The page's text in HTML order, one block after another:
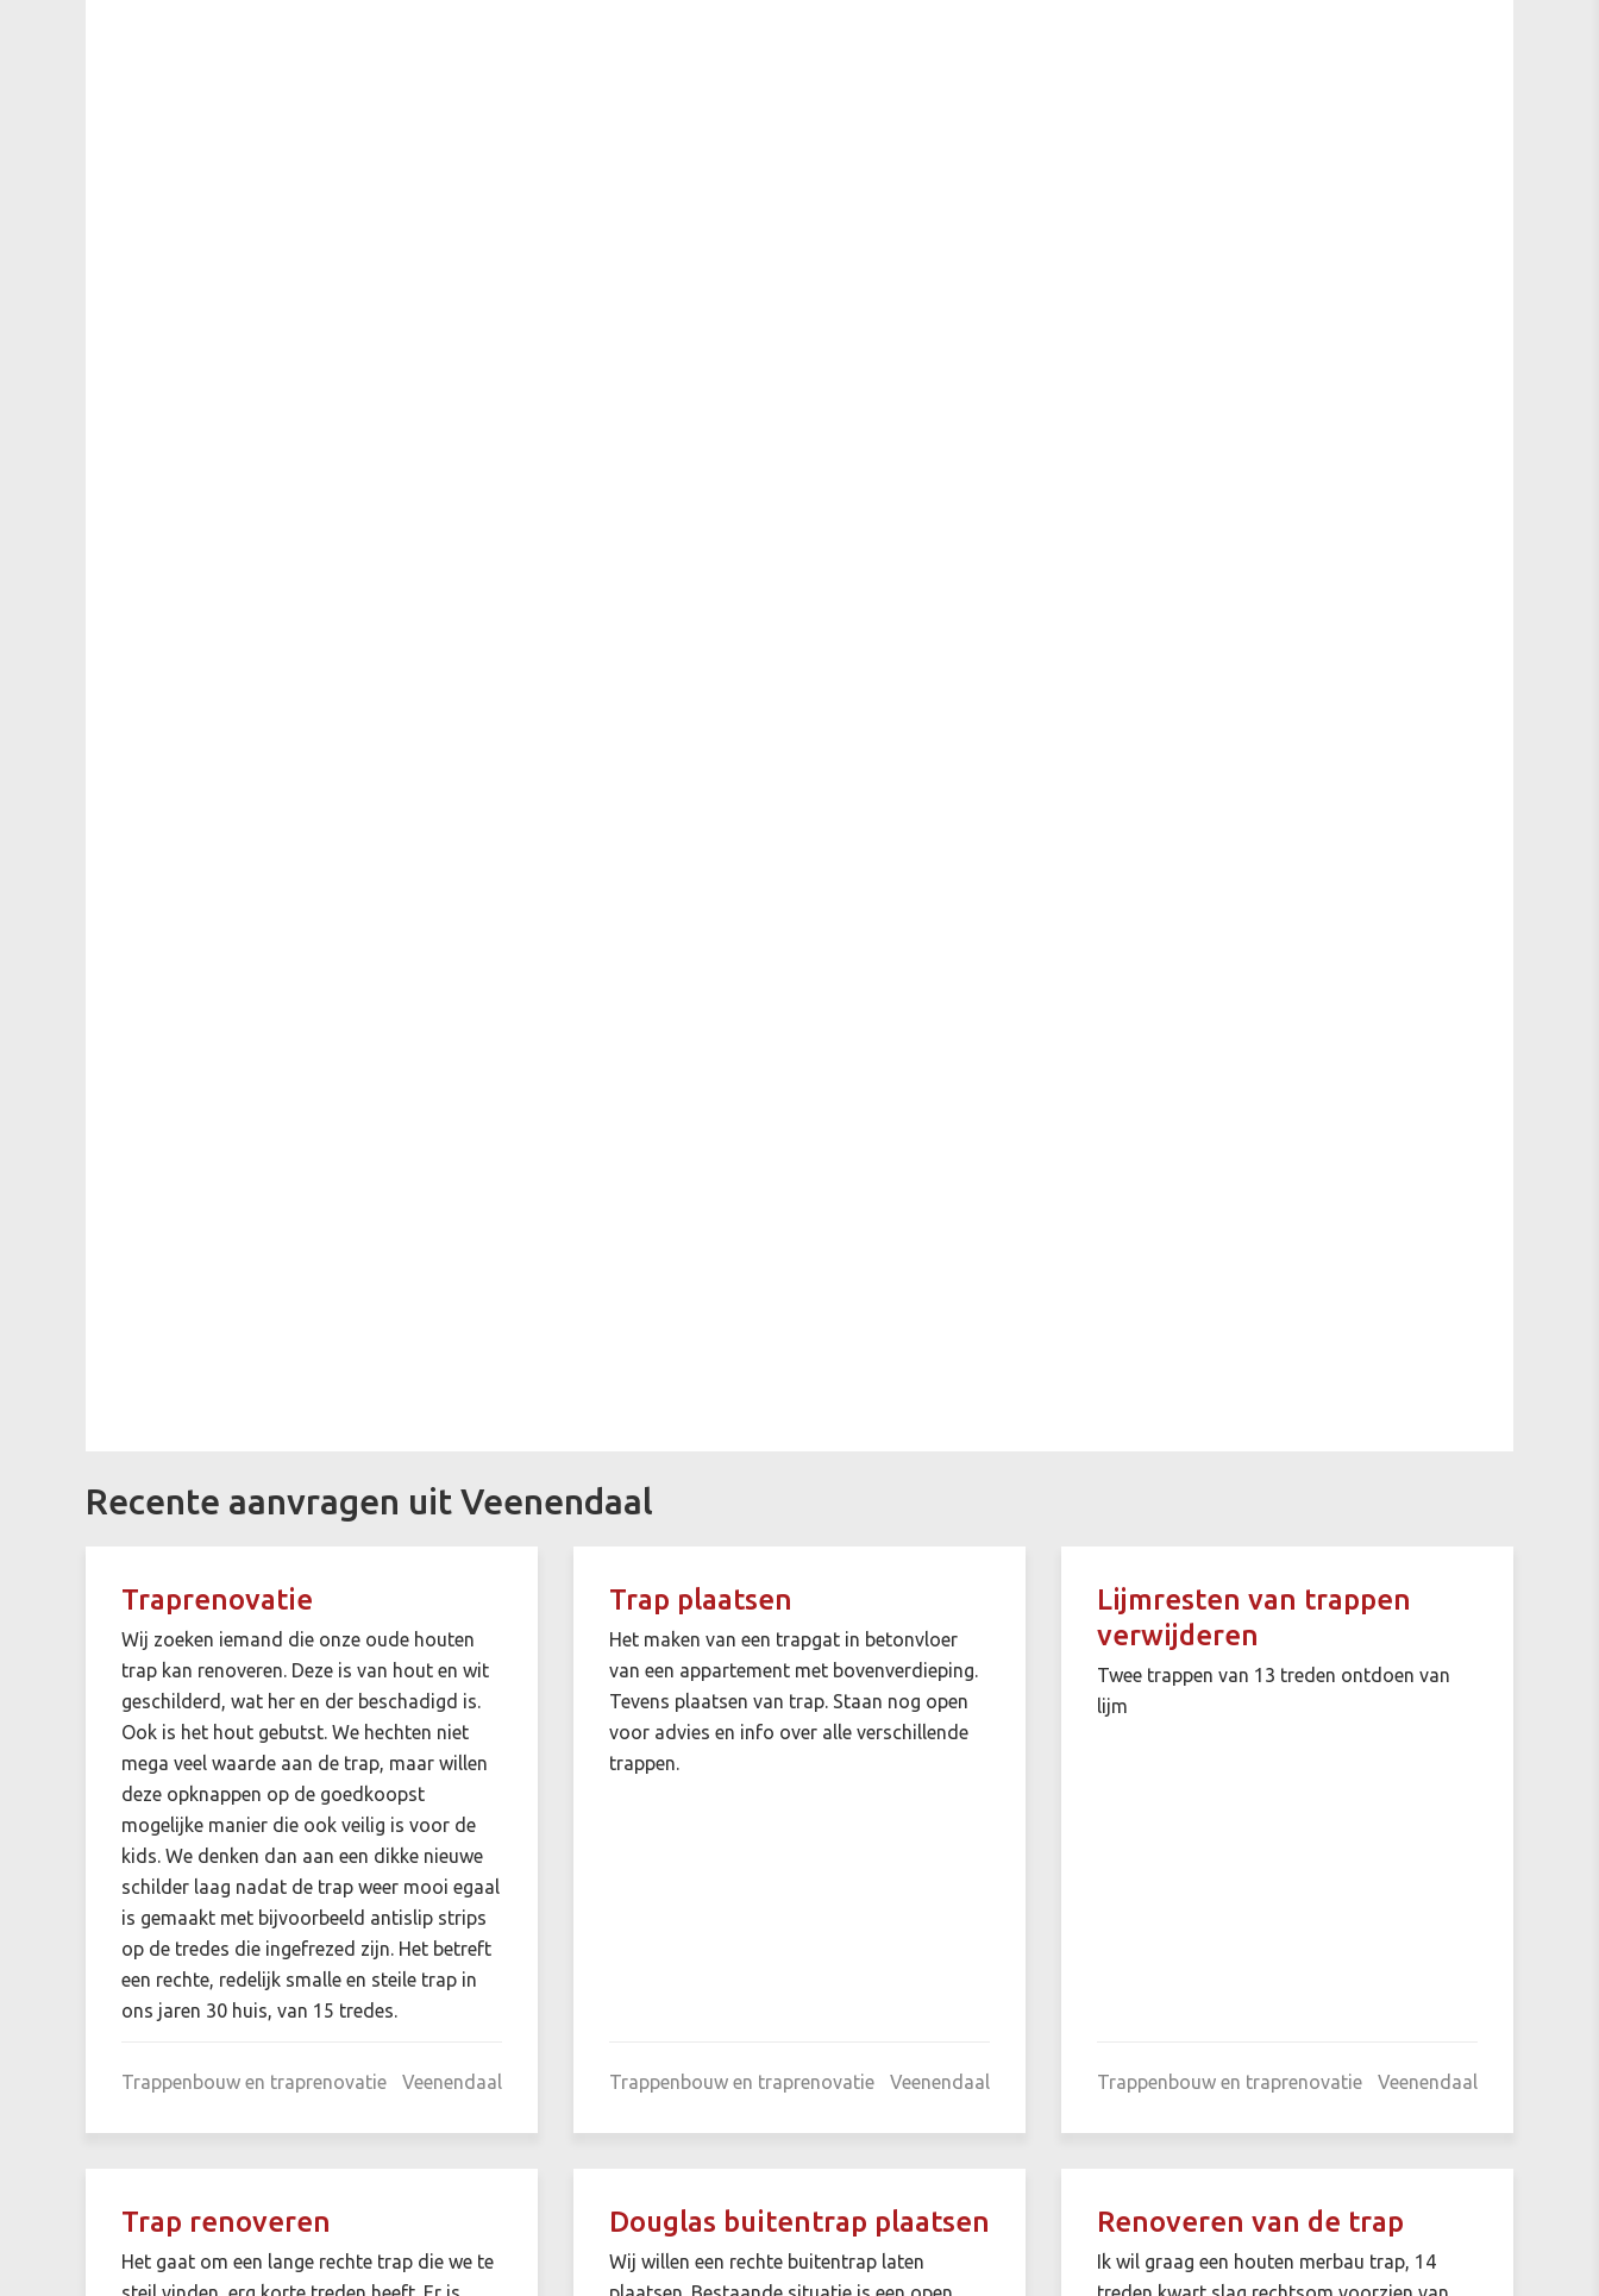
Recente aanvragen uit Veenendaal
Traprenovatie
Wij zoeken iemand die onze oude houten
trap kan renoveren. Deze is van hout en wit
geschilderd, wat her en der beschadigd is.
Ook is het hout gebutst. We hechten niet
mega veel waarde aan de trap, maar willen
deze opknappen op de goedkoopst
mogelijke manier die ook veilig is voor de
kids. We denken dan aan een dikke nieuwe
schilder laag nadat de trap weer mooi egaal
is gemaakt met bijvoorbeeld antislip strips
op de tredes die ingefrezed zijn. Het betreft
een rechte, redelijk smalle en steile trap in
ons jaren 30 huis, van 15 tredes.
Trappenbouw en traprenovatie Veenendaal
Trap plaatsen
Het maken van een trapgat in betonvloer
van een appartement met bovenverdieping.
Tevens plaatsen van trap. Staan nog open
voor advies en info over alle verschillende
trappen.
Trappenbouw en traprenovatie Veenendaal
Lijmresten van trappen
verwijderen
Twee trappen van 13 treden ontdoen van
lijm
Trappenbouw en traprenovatie Veenendaal
Trap renoveren
Het gaat om een lange rechte trap die we te
Douglas buitentrap plaatsen
Wij willen een rechte buitentrap laten
Renoveren van de trap
Ik wil graag een houten merbau trap, 14